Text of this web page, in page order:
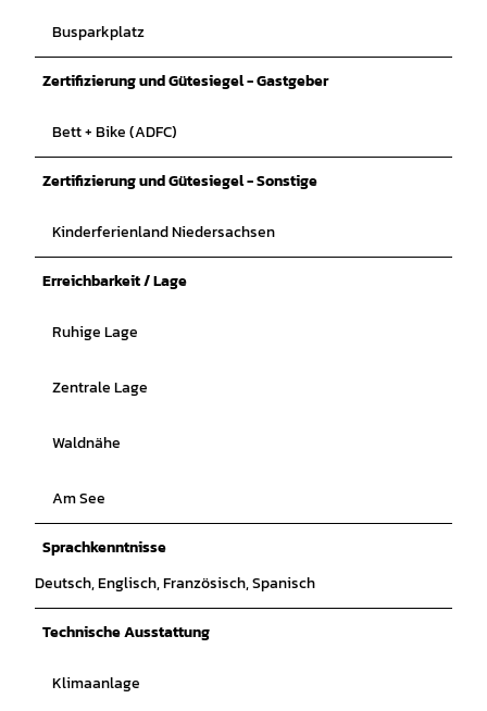
Busparkplatz
Zertifizierung und Gütesiegel - Gastgeber
Bett + Bike (ADFC)
Zertifizierung und Gütesiegel - Sonstige
Kinderferienland Niedersachsen
Erreichbarkeit / Lage
Ruhige Lage
Zentrale Lage
Waldnähe
Am See
Sprachkenntnisse
Deutsch, Englisch, Französisch, Spanisch
Technische Ausstattung
Klimaanlage